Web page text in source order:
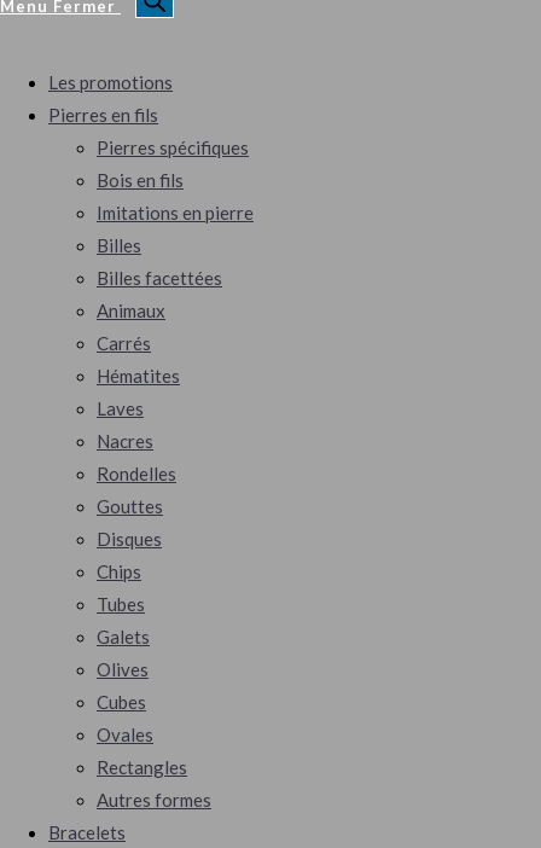
Menu Fermer
Les promotions
Pierres en fils
Pierres spécifiques
Bois en fils
Imitations en pierre
Billes
Billes facettées
Animaux
Carrés
Hématites
Laves
Nacres
Rondelles
Gouttes
Disques
Chips
Tubes
Galets
Olives
Cubes
Ovales
Rectangles
Autres formes
Bracelets